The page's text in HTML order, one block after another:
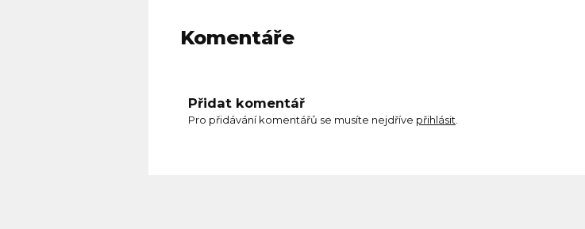
Komentáře
Přidat komentář
Pro přidávání komentářů se musíte nejdříve přihlásit